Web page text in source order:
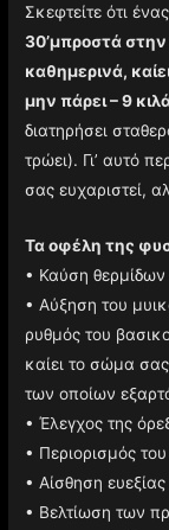
Σκεφτείτε ότι
30’μπροστά
καθημερινά,
μην πάρει – 9
διατηρήσει
τρώει). Γι’ αυτό
σας ευχαριστεί,
Τα οφέλη της
• Καύση θερμίδων
• Αύξηση του
ρυθμός του
καίει το σώμα
των οποίων
• Έλεγχος της
• Περιορισμός
• Αίσθηση ευεξίας
• Βελτίωση των